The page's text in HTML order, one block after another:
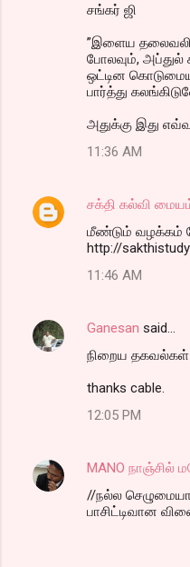
சங்கர் ஜி
”இளைய
போலவும், அப்துல்
ஒட்டின
பார்த்து
அதுக்கு இது
11:36 AM
சக்தி கல்வி
மீண்டும் வழக்கம்
http://
11:46 AM
Ganesan said…
நிறைய தகவல்கள்
thanks cable.
12:05 PM
MANO நாஞ்சில்
//நல்ல
பாசிட்டிவான